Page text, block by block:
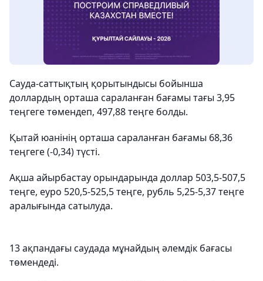
Сауда-саттықтың қорытындысы бойынша
доллардың орташа сараланған бағамы тағы 3,95
теңгеге төмендеп, 497,88 теңге болды.
Қытай юанінің орташа сараланған бағамы 68,36
теңгеге (-0,34) түсті.
Ақша айырбастау орындарында доллар 503,5-507,5
теңге, еуро 520,5-525,5 теңге, рубль 5,25-5,37 теңге
аралығында сатылуда.
13 ақпандағы саудада мұнайдың әлемдік бағасы
төмендеді.